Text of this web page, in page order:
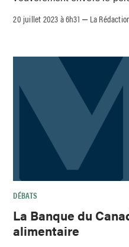
20 juillet 2023 à 6h31 – La
DÉBATS
La Banque du
alimentaire